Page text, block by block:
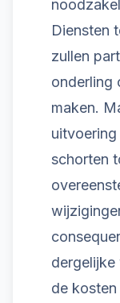
Diensten
zullen
onderling
maken.
schorten
dergelijke
de